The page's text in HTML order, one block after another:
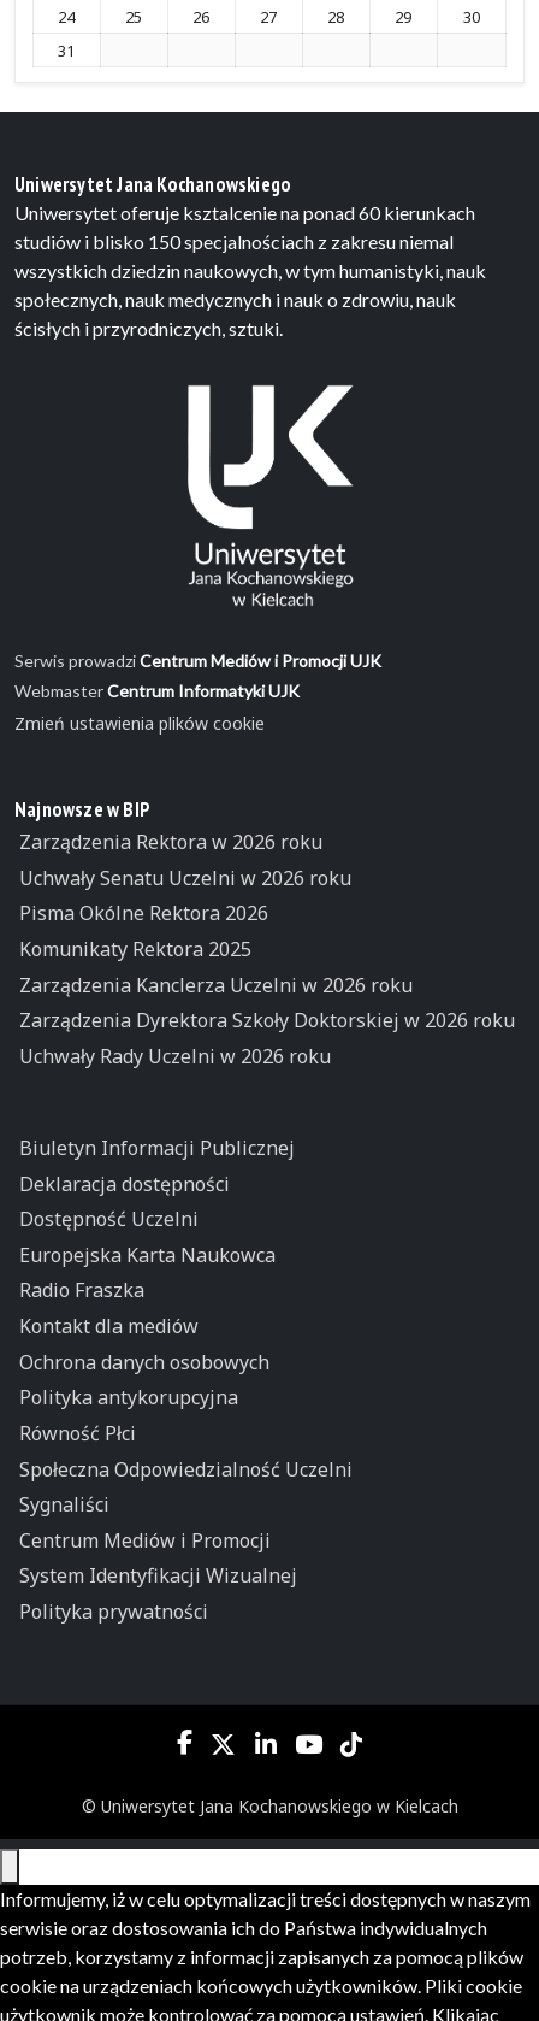
24
25 26 27 28 29
30
31
Uniwersytet Jana Kochanowskiego
Uniwersytet oferuje ksztalcenie na ponad 60 kierunkach
studiów i blisko 150 specjalnościach z zakresu niemal
wszystkich dziedzin naukowych, w tym humanistyki, nauk
społecznych, nauk medycznych i nauk o zdrowiu, nauk
ścisłych i przyrodniczych, sztuki.
Serwis prowadziCentrum Mediów i Promocji UJK
WebmasterCentrum Informatyki UJK
Zmień ustawienia plików cookie
Najnowsze w BIP
Zarządzenia Rektora w 2026 roku
Uchwały Senatu Uczelni w 2026 roku
Pisma Okólne Rektora 2026
Komunikaty Rektora 2025
Zarządzenia Kanclerza Uczelni w 2026 roku
Zarządzenia Dyrektora Szkoły Doktorskiej w 2026 roku
Uchwały Rady Uczelni w 2026 roku
Biuletyn Informacji Publicznej
Deklaracja dostępności
Dostępność Uczelni
Europejska Karta Naukowca
Radio Fraszka
Kontakt dla mediów
Ochrona danych osobowych
Polityka antykorupcyjna
Równość Płci
Społeczna Odpowiedzialność Uczelni
Sygnaliści
Centrum Mediów i Promocji
System Identyfikacji Wizualnej
Polityka prywatności
© Uniwersytet Jana Kochanowskiego w Kielcach
Informujemy, iż w celu optymalizacji treści dostępnych w naszym
serwisie oraz dostosowania ich do Państwa indywidualnych
potrzeb, korzystamy z informacji zapisanych za pomocą plików
cookie na urządzeniach końcowych użytkowników. Pliki cookie
użytkownik może kontrolować za pomocą ustawień. Klikając